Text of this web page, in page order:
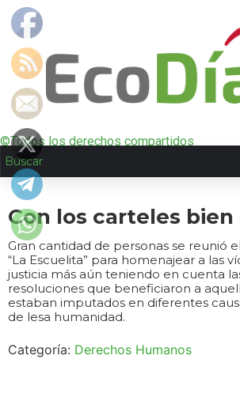
©Todos los derechos compartidos
Con los carteles
Gran cantidad de personas se reunió
“La Escuelita” para homenajear a las
justicia más aún teniendo en cuenta
resoluciones que beneficiaron a
estaban imputados en diferentes
de lesa humanidad.
Categoría: Derechos Humanos